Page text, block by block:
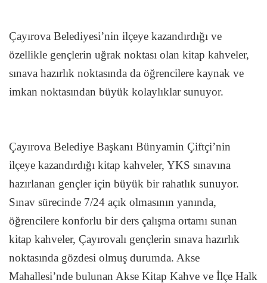
Çayırova Belediyesi’nin ilçeye kazandırdığı ve
özellikle gençlerin uğrak noktası olan kitap kahveler,
sınava hazırlık noktasında da öğrencilere kaynak ve
imkan noktasından büyük kolaylıklar sunuyor.
Çayırova Belediye Başkanı Bünyamin Çiftçi’nin
ilçeye kazandırdığı kitap kahveler, YKS sınavına
hazırlanan gençler için büyük bir rahatlık sunuyor.
Sınav sürecinde 7/24 açık olmasının yanında,
öğrencilere konforlu bir ders çalışma ortamı sunan
kitap kahveler, Çayırovalı gençlerin sınava hazırlık
noktasında gözdesi olmuş durumda. Akse
Mahallesi’nde bulunan Akse Kitap Kahve ve İlçe Halk